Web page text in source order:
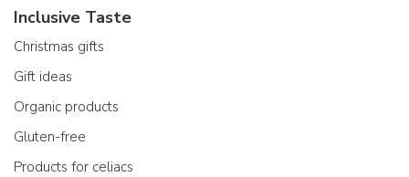
Inclusive Taste
Christmas gifts
Gift ideas
Organic products
Gluten-free
Products for celiacs